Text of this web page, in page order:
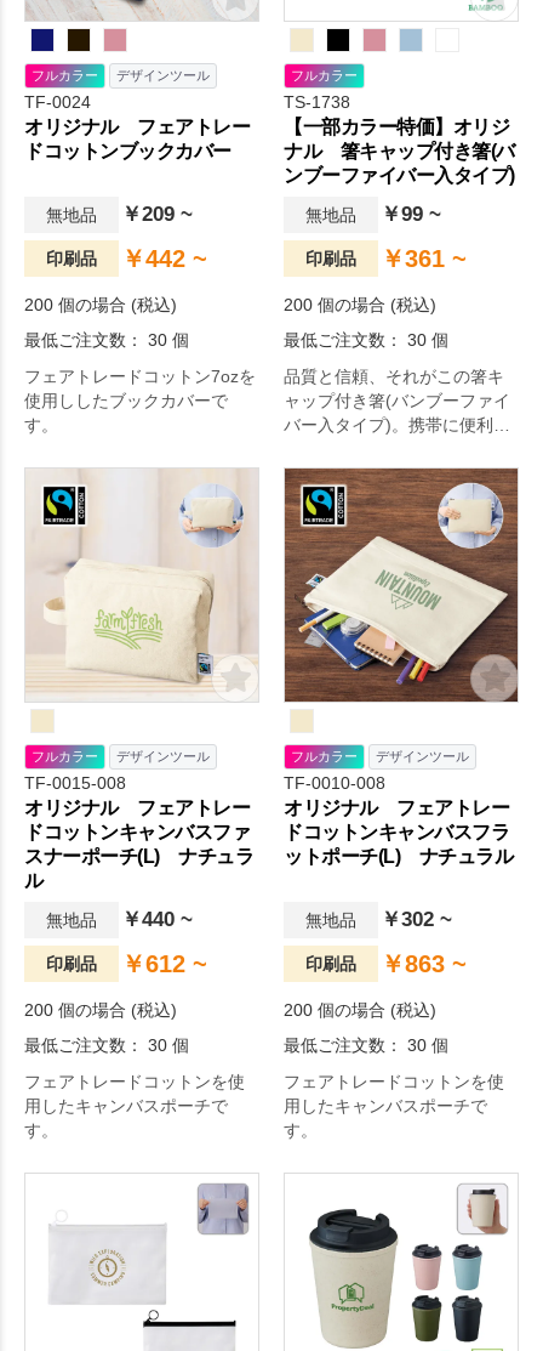
フルカラー デザインツール
TF-0024
オリジナル フェアトレー
ドコットンブックカバー
無地品 ￥209 ~
印刷品 ￥442 ~
200 個の場合 (税込)
最低ご注文数： 30 個
フェアトレードコットン7ozを
使用ししたブックカバーで
す。
フルカラー
TS-1738
【一部カラー特価】オリジ
ナル 箸キャップ付き箸(バ
ンブーファイバー入タイプ)
無地品 ￥99 ~
印刷品 ￥361 ~
200 個の場合 (税込)
最低ご注文数： 30 個
品質と信頼、それがこの箸キ
ャップ付き箸(バンブーファイ
バー入タイプ)。携帯に便利な
フルカラー デザインツール
TF-0015-008
オリジナル フェアトレー
ドコットンキャンバスファ
スナーポーチ(L) ナチュラ
ル
無地品 ￥440 ~
印刷品 ￥612 ~
200 個の場合 (税込)
最低ご注文数： 30 個
フェアトレードコットンを使
用したキャンバスポーチで
す。
フルカラー デザインツール
TF-0010-008
オリジナル フェアトレー
ドコットンキャンバスフラ
ットポーチ(L) ナチュラル
無地品 ￥302 ~
印刷品 ￥863 ~
200 個の場合 (税込)
最低ご注文数： 30 個
フェアトレードコットンを使
用したキャンバスポーチで
す。